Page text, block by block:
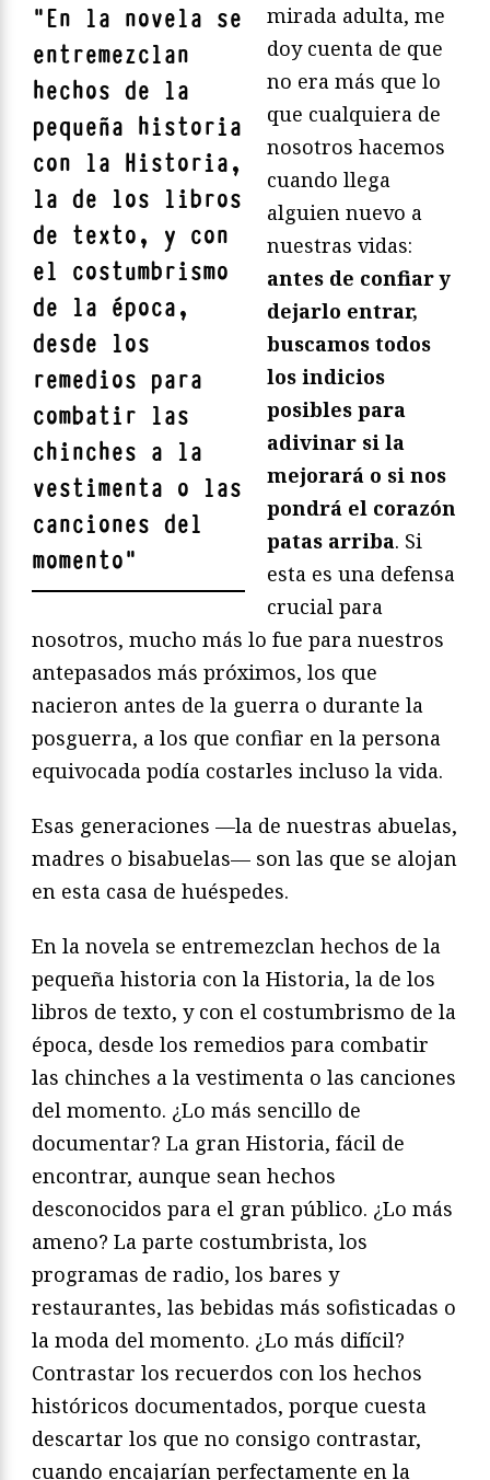
"En la novela se
entremezclan
hechos de la
pequeña historia
con la Historia,
la de los libros
de texto, y con
el costumbrismo
de la época,
desde los
remedios para
combatir las
chinches a la
vestimenta o las
canciones del
momento"
mirada adulta, me
doy cuenta de que
no era más que lo
que cualquiera de
nosotros hacemos
cuando llega
alguien nuevo a
nuestras vidas:
antes de confiar y
dejarlo entrar,
buscamos todos
los indicios
posibles para
adivinar si la
mejorará o si nos
pondrá el corazón
patas arriba. Si
esta es una defensa
crucial para
nosotros, mucho más lo fue para nuestros
antepasados más próximos, los que
nacieron antes de la guerra o durante la
posguerra, a los que confiar en la persona
equivocada podía costarles incluso la vida.
Esas generaciones —la de nuestras abuelas,
madres o bisabuelas— son las que se alojan
en esta casa de huéspedes.
En la novela se entremezclan hechos de la
pequeña historia con la Historia, la de los
libros de texto, y con el costumbrismo de la
época, desde los remedios para combatir
las chinches a la vestimenta o las canciones
del momento. ¿Lo más sencillo de
documentar? La gran Historia, fácil de
encontrar, aunque sean hechos
desconocidos para el gran público. ¿Lo más
ameno? La parte costumbrista, los
programas de radio, los bares y
restaurantes, las bebidas más sofisticadas o
la moda del momento. ¿Lo más difícil?
Contrastar los recuerdos con los hechos
históricos documentados, porque cuesta
descartar los que no consigo contrastar,
cuando encajarían perfectamente en la